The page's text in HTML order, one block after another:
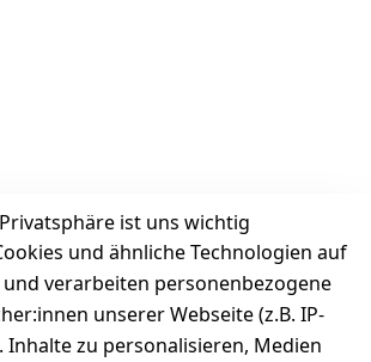
ist uns wichtig
und ähnliche Technologien auf
verarbeiten personenbezogene
unserer Webseite (z.B. IP-
Inhalte zu personalisieren, Medien